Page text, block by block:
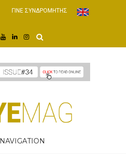
ΓΙΝΕ ΣΥΝΔΡΟΜΗΤΗΣ
NAVIGATION